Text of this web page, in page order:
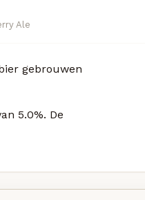
Ale
gebrouwen
5.0%. De